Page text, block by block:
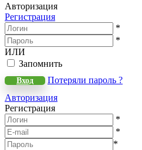
Авторизация
Регистрация
*
*
ИЛИ
Запомнить
Вход
Потеряли пароль ?
Авторизация
Регистрация
*
*
*